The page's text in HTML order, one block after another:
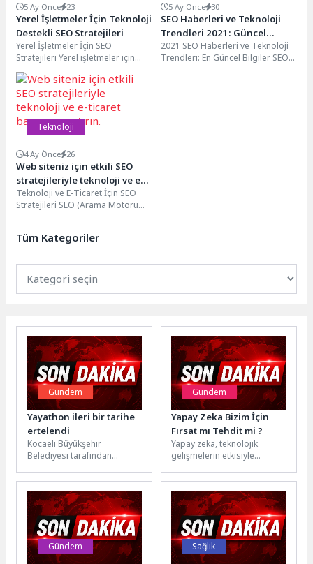
5 Ay Önce 23
Yerel İşletmeler İçin Teknoloji
Destekli SEO Stratejileri
Yerel İşletmeler İçin SEO
Stratejileri Yerel işletmeler için
SEO stratejileri belirlemek,
işletmenizin bulunduğu bölgedeki
potansiyel...
5 Ay Önce 30
SEO Haberleri ve Teknoloji
Trendleri 2021: Güncel
Bilgiler ve İpuçları
2021 SEO Haberleri ve Teknoloji
Trendleri: En Güncel Bilgiler SEO
Teknoloji
4 Ay Önce 26
Web siteniz için etkili SEO
stratejileriyle teknoloji ve e-
ticaret başarınızı artırın.
Teknoloji ve E-Ticaret İçin SEO
Stratejileri SEO (Arama Motoru
Tüm Kategoriler
Gündem
Yayathon ileri bir tarihe
ertelendi
Kocaeli Büyükşehir
Belediyesi tarafından
Yayathon, daha geniş
paydaş katılımının
sağlanabilmesi amacıyla ileri
bir...
Gündem
Yapay Zeka Bizim İçin
Fırsat mı Tehdit mi ?
Yapay zeka, teknolojik
gelişmelerin etkisiyle
sıkça söz ettiriyor. Kimileri
bu teknolojiden endişe...
Gündem Sağlık